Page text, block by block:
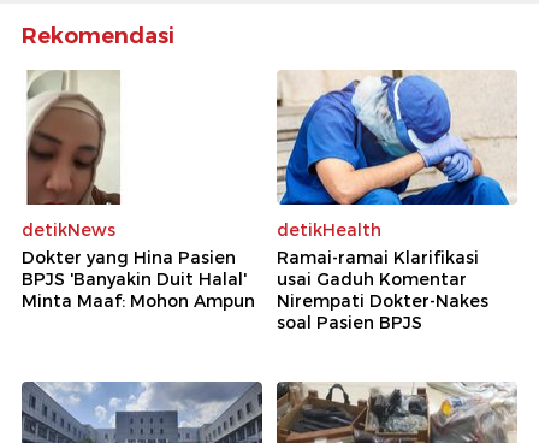
Rekomendasi
detikNews
Dokter yang Hina Pasien
BPJS 'Banyakin Duit Halal'
Minta Maaf: Mohon Ampun
detikHealth
Ramai-ramai Klarifikasi
usai Gaduh Komentar
Nirempati Dokter-Nakes
soal Pasien BPJS